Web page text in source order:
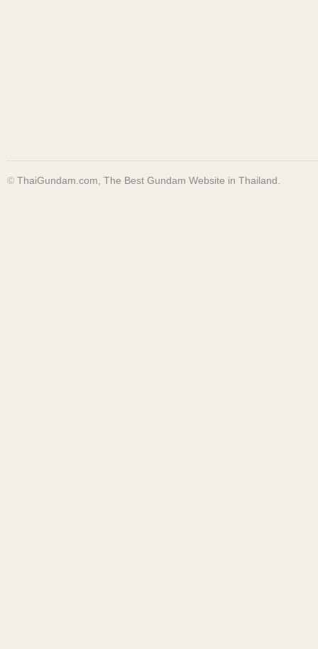
© ThaiGundam.com, The Best Gundam Website in Thailand.